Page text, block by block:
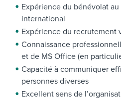
Expérience du bénévolat
international
Expérience du recrutement
Connaissance
et de MS Office (en
Capacité à communiquer
personnes diverses
Excellent sens de